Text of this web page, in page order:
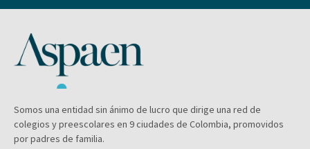
Somos una entidad sin ánimo de lucro que dirige una red de
colegios y preescolares en 9 ciudades de Colombia, promovidos
por padres de familia.